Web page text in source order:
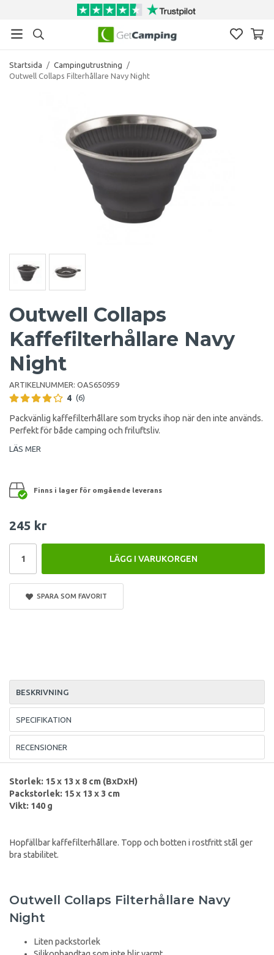
Startsida / Campingutrustning
/
Outwell Collaps Filterhållare Navy Night
Outwell Collaps
Kaffefilterhållare Navy
Night
ARTIKELNUMMER: OAS650959
4 (6)
Packvänlig kaffefilterhållare som trycks ihop när den inte används.
Perfekt för både camping och friluftsliv.
LÄS MER
Finns i lager för omgående leverans
245 kr
LÄGG I VARUKORGEN
SPARA SOM FAVORIT
BESKRIVNING
SPECIFIKATION
RECENSIONER
Storlek: 15 x 13 x 8 cm (BxDxH)
Packstorlek: 15 x 13 x 3 cm
Vikt: 140 g
Hopfällbar kaffefilterhållare. Topp och botten i rostfritt stål ger
bra stabilitet.
Outwell Collaps Filterhållare Navy
Night
Liten packstorlek